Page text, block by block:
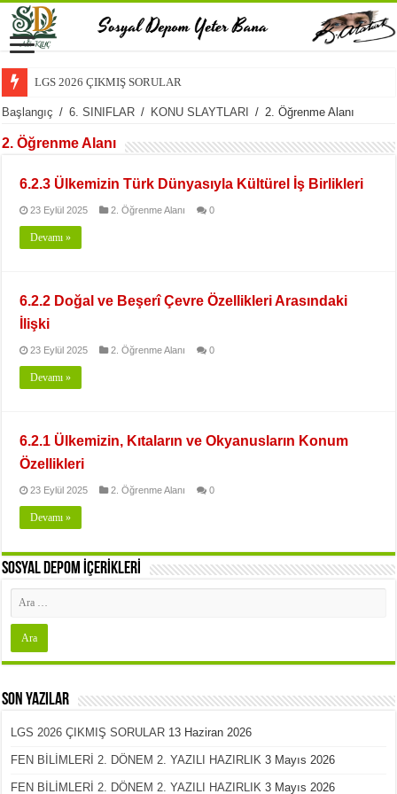
LGS 2026 ÇIKMIŞ SORULAR
Başlangıç / 6. SINIFLAR / KONU SLAYTLARI / 2. Öğrenme Alanı
2. Öğrenme Alanı
6.2.3 Ülkemizin Türk Dünyasıyla Kültürel İş Birlikleri
23 Eylül 2025 2. Öğrenme Alanı 0
Devamı »
6.2.2 Doğal ve Beşerî Çevre Özellikleri Arasındaki
İlişki
23 Eylül 2025 2. Öğrenme Alanı 0
Devamı »
6.2.1 Ülkemizin, Kıtaların ve Okyanusların Konum
Özellikleri
23 Eylül 2025 2. Öğrenme Alanı 0
Devamı »
SOSYAL DEPOM İÇERİKLERİ
Son Yazılar
LGS 2026 ÇIKMIŞ SORULAR 13 Haziran 2026
FEN BİLİMLERİ 2. DÖNEM 2. YAZILI HAZIRLIK 3 Mayıs 2026
FEN BİLİMLERİ 2. DÖNEM 2. YAZILI HAZIRLIK 3 Mayıs 2026